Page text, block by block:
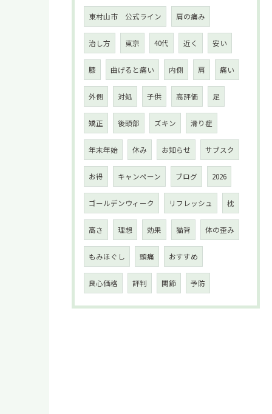
東村山市 公式ライン 肩の痛み
治し方 東京 40代 近く 安い
膝 曲げると痛い 内側 肩 痛い
外側 対処 子供 高評価 足
矯正 後頭部 ズキン 滑り症
年末年始 休み お知らせ サブスク
お得 キャンペーン ブログ 2026
ゴールデンウィーク リフレッシュ 枕
高さ 理想 効果 猫背 体の歪み
もみほぐし 頭痛 おすすめ
良心価格 評判 関節 予防